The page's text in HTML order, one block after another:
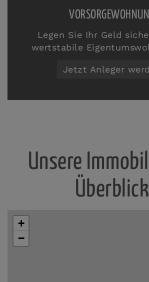
Legen Sie Ihr Geld
wertstabile
Jetzt Anleger
Unsere
Überblick
+
−